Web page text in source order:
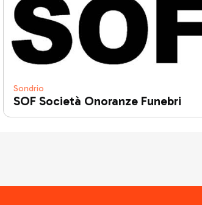
Sondrio
SOF Società Onoranze Funebri